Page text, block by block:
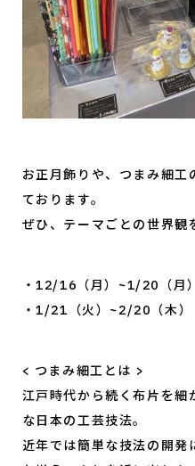
お正月飾りや、つまみ細工
ております。
ぜひ、テーマごとの世界観
・12/16（月）~1/20（月
・1/21（火）~2/20（木）
< つまみ細工とは >
江戸時代から続く布片を細
な日本の工芸技法。
近年では簡単な技法の開発